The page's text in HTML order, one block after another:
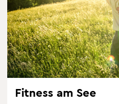
Fit­ness am See